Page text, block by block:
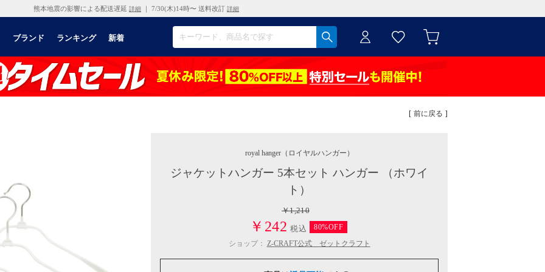
熊本地震の影響による配送遅延 詳細 ｜ 7/30(木)14時〜 送料改訂 詳細
ブランド ランキング 新着
[ 前に戻る ]
royal hanger（ロイヤルハンガー）
ジャケットハンガー 5本セット ハンガー （ホワイ
ト）
￥1,210
￥242 税込
80%OFF
ショップ：
Z-CRAFT公式 ゼットクラフト